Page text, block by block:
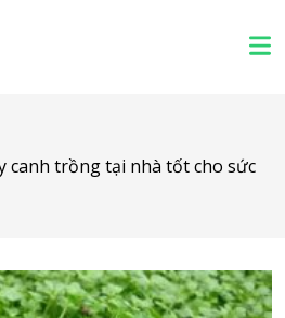
canh trồng tại nhà tốt cho sức